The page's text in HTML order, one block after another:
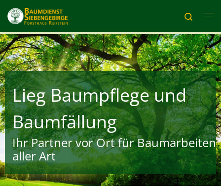
Zum Inhalt springen
Search
Lieg Baumpflege und
Baumfällung
Ihr Partner vor Ort für Baumarbeiten
aller Art